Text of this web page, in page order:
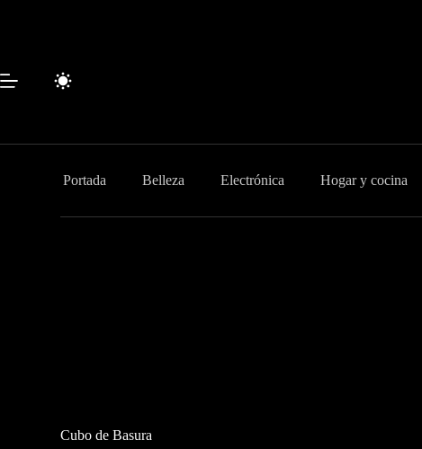
Portada Belleza Electrónica Hogar y cocina
Cubo de Basura